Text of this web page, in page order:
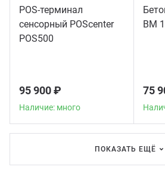
POS-терминал
сенсорный POScenter
POS500
95 900 ₽
Наличие: много
BM
75
ПОКАЗАТЬ ЕЩЁ